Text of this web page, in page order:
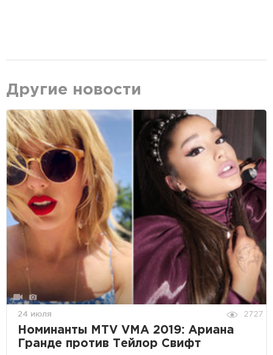
Другие новости
24 июля 2727
Номинанты MTV VMA 2019: Ариана
Гранде против Тейлор Свифт